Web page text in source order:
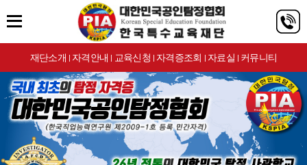
재단소개 | 자격안내 | 교육신청 | 자격증조회 | 자료실 | 커뮤니티